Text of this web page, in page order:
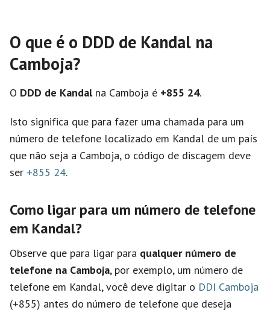
O que é o DDD de Kandal na
Camboja?
O DDD de Kandalna Camboja é +855 24.
Isto significa que para fazer uma chamada para um
número de telefone localizado em Kandal de um país
que não seja a Camboja, o código de discagem deve
ser +855 24.
Como ligar para um número de telefone
em Kandal?
Observe que para ligar para qualquer número de
telefone na Camboja, por exemplo, um número de
telefone em Kandal, você deve digitar o DDI Camboja
(+855) antes do número de telefone que deseja